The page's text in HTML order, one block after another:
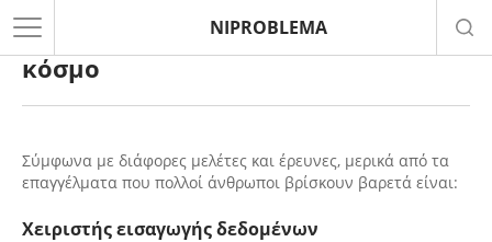
NIPROBLEMA
Οι πιο βαρετές δουλειές στον
κόσμο
Σύμφωνα με διάφορες μελέτες και έρευνες, μερικά από τα
επαγγέλματα που πολλοί άνθρωποι βρίσκουν βαρετά είναι:
Χειριστής εισαγωγής δεδομένων